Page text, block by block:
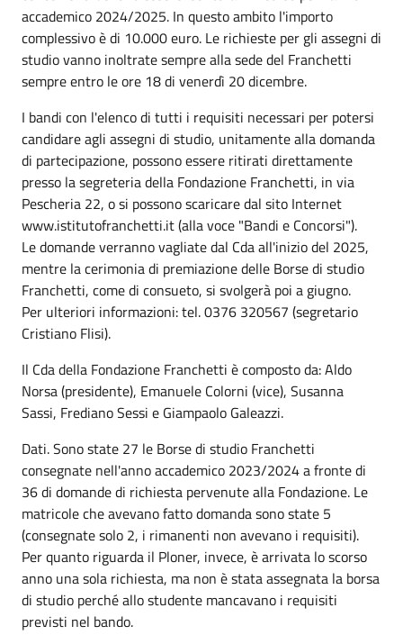
accademico 2024/2025. In questo ambito l'importo
complessivo è di 10.000 euro. Le richieste per gli assegni di
studio vanno inoltrate sempre alla sede del Franchetti
sempre entro le ore 18 di venerdì 20 dicembre.
I bandi con l'elenco di tutti i requisiti necessari per potersi
candidare agli assegni di studio, unitamente alla domanda
di partecipazione, possono essere ritirati direttamente
presso la segreteria della Fondazione Franchetti, in via
Pescheria 22, o si possono scaricare dal sito Internet
www.istitutofranchetti.it (alla voce "Bandi e Concorsi").
Le domande verranno vagliate dal Cda all'inizio del 2025,
mentre la cerimonia di premiazione delle Borse di studio
Franchetti, come di consueto, si svolgerà poi a giugno.
Per ulteriori informazioni: tel. 0376 320567 (segretario
Cristiano Flisi).
Il Cda della Fondazione Franchetti è composto da: Aldo
Norsa (presidente), Emanuele Colorni (vice), Susanna
Sassi, Frediano Sessi e Giampaolo Galeazzi.
Dati. Sono state 27 le Borse di studio Franchetti
consegnate nell'anno accademico 2023/2024 a fronte di
36 di domande di richiesta pervenute alla Fondazione. Le
matricole che avevano fatto domanda sono state 5
(consegnate solo 2, i rimanenti non avevano i requisiti).
Per quanto riguarda il Ploner, invece, è arrivata lo scorso
anno una sola richiesta, ma non è stata assegnata la borsa
di studio perché allo studente mancavano i requisiti
previsti nel bando.